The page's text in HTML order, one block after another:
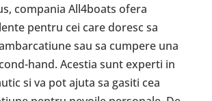
compania All4boats ofera
pentru cei care doresc sa
sau sa cumpere una
hand. Acestia sunt experti in
si va pot ajuta sa gasiti cea